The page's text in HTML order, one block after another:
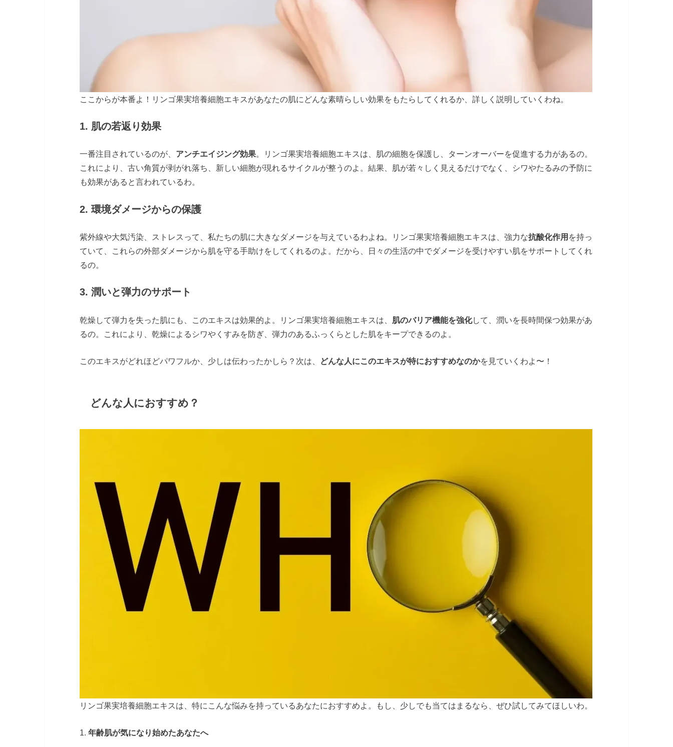
ここからが本番よ！リンゴ果実培養細胞エキスがあなたの肌にどんな素晴らしい効果をもたらしてくれるか、詳しく説明していくわね。
1. 肌の若返り効果
一番注目されているのが、 アンチエイジング効果。リンゴ果実培養細胞エキスは、肌の細胞を保護し、ターンオーバーを促進する力があるの。
これにより、古い角質が剥がれ落ち、新しい細胞が現れるサイクルが整うのよ。結果、肌が若々しく見えるだけでなく、シワやたるみの予防に
も効果があると言われているわ。
2. 環境ダメージからの保護
紫外線や大気汚染、ストレスって、私たちの肌に大きなダメージを与えているわよね。リンゴ果実培養細胞エキスは、強力な抗酸化作用 を持っ
ていて、これらの外部ダメージから肌を守る手助けをしてくれるのよ。だから、日々の生活の中でダメージを受けやすい肌をサポートしてくれ
るの。
3. 潤いと弾力のサポート
乾燥して弾力を失った肌にも、このエキスは効果的よ。リンゴ果実培養細胞エキスは、 肌のバリア機能を強化して、潤いを長時間保つ効果があ
るの。これにより、乾燥によるシワやくすみを防ぎ、弾力のあるふっくらとした肌をキープできるのよ。
このエキスがどれほどパワフルか、少しは伝わったかしら？次は、 どんな人にこのエキスが特におすすめなのかを見ていくわよ〜！
どんな人におすすめ？
リンゴ果実培養細胞エキスは、特にこんな悩みを持っているあなたにおすすめよ。もし、少しでも当てはまるなら、ぜひ試してみてほしいわ。
1. 年齢肌が気になり始めたあなたへ